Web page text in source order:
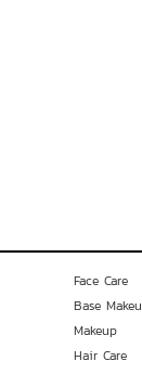
Face Care
Base
Makeup
Hair Care